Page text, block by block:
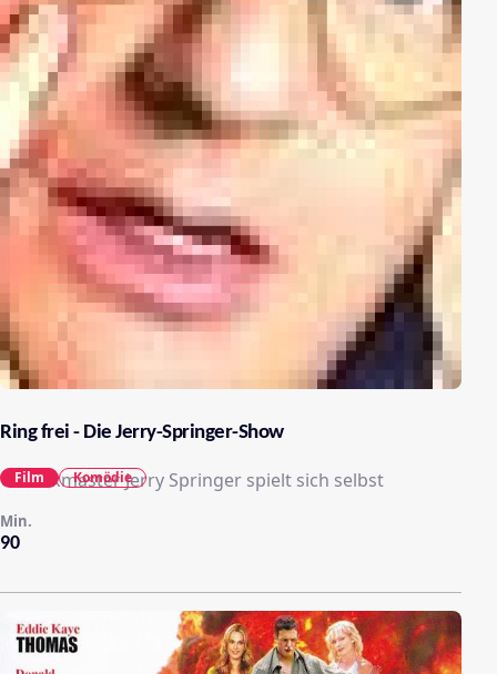
Ring frei - Die Jerry-Springer-Show
US-Talkmaster Jerry Springer spielt sich selbst
90
Min.
Film Komödie